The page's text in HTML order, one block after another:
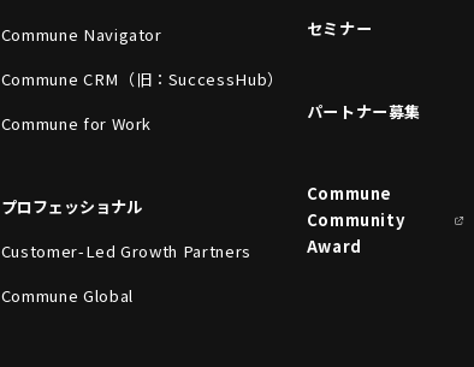
Commune Navigator
Commune CRM（旧：SuccessHub）
Commune for Work
プロフェッショナル
Customer-Led Growth Partners
Commune Global
セミナー
パートナー募集
Commune
Community
Award